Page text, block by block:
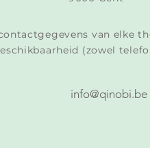
van elke
(zowel
info@qinobi.be